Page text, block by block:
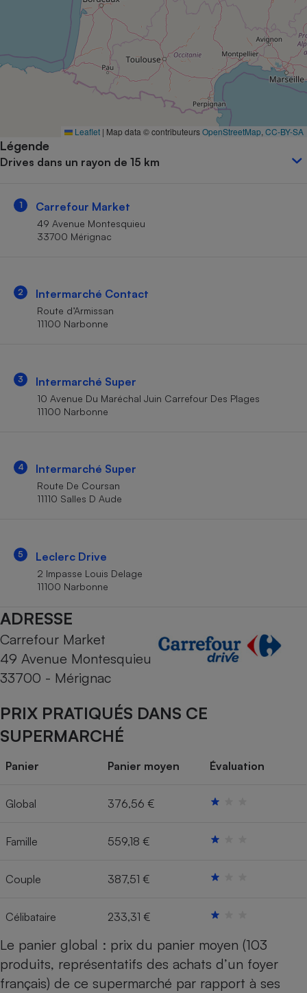
Leaflet | Map data © contributeursOpenStreetMap CC-BY-SA
Légende
Drives dans un rayon de 15 km
1 Carrefour Market
49 Avenue Montesquieu
33700 Mérignac
2 Intermarché Contact
Route d’Armissan
11100 Narbonne
3 Intermarché Super
10 Avenue Du Maréchal Juin Carrefour Des Plages
11100 Narbonne
4 Intermarché Super
Route De Coursan
11110 Salles D Aude
5 Leclerc Drive
2 Impasse Louis Delage
11100 Narbonne
ADRESSE
Carrefour Market
49 Avenue Montesquieu
33700 - Mérignac
PRIX PRATIQUÉS DANS CE
SUPERMARCHÉ
Panier Panier moyen Évaluation
Global 376,56 €
Famille 559,18 €
Couple 387,51 €
Célibataire 233,31 €
Le panier global : prix du panier moyen (103
produits, représentatifs des achats d’un foyer
français) de ce supermarché par rapport à ses
Complément
alimentaire
Assurance emprunteur
Banque
Petit électroménager -
Cafetière à expressos
Matelas
Climatiseur -
Mutuelle